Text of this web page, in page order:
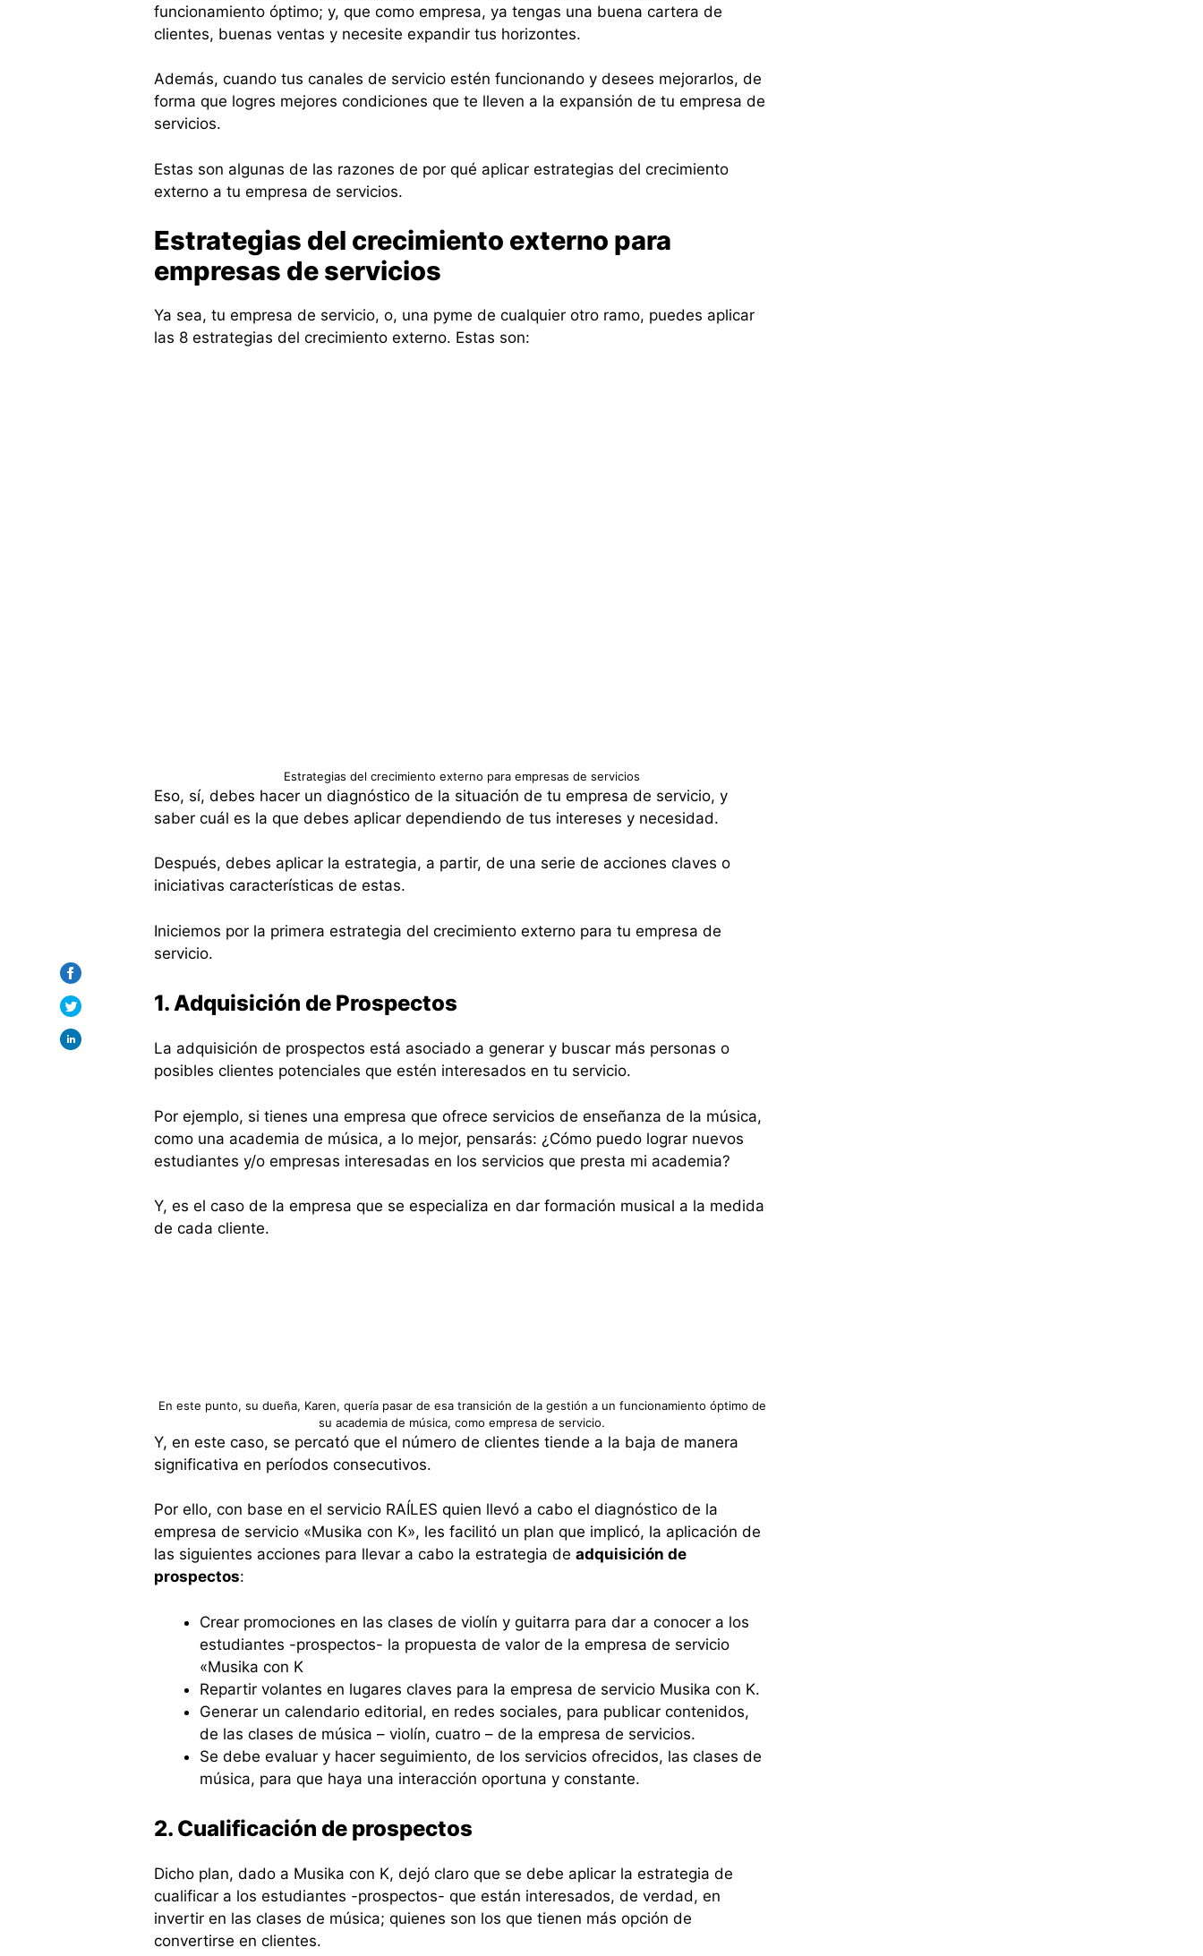
funcionamiento óptimo; y, que como empresa, ya tengas una buena cartera de
clientes, buenas ventas y necesite expandir tus horizontes.
Además, cuando tus canales de servicio estén funcionando y desees mejorarlos, de
forma que logres mejores condiciones que te lleven a la expansión de tu empresa de
servicios.
Estas son algunas de las razones de por qué aplicar estrategias del crecimiento
externo a tu empresa de servicios.
Estrategias del crecimiento externo para
empresas de servicios
Ya sea, tu empresa de servicio, o, una pyme de cualquier otro ramo, puedes aplicar
las 8 estrategias del crecimiento externo. Estas son:
Estrategias del crecimiento externo para empresas de servicios
Eso, sí, debes hacer un diagnóstico de la situación de tu empresa de servicio, y
saber cuál es la que debes aplicar dependiendo de tus intereses y necesidad.
Después, debes aplicar la estrategia, a partir, de una serie de acciones claves o
iniciativas características de estas.
Iniciemos por la primera estrategia del crecimiento externo para tu empresa de
servicio.
1. Adquisición de Prospectos
La adquisición de prospectos está asociado a generar y buscar más personas o
posibles clientes potenciales que estén interesados en tu servicio.
Por ejemplo, si tienes una empresa que ofrece servicios de enseñanza de la música,
como una academia de música, a lo mejor, pensarás: ¿Cómo puedo lograr nuevos
estudiantes y/o empresas interesadas en los servicios que presta mi academia?
Y, es el caso de la empresa que se especializa en dar formación musical a la medida
de cada cliente.
En este punto, su dueña, Karen, quería pasar de esa transición de la gestión a un funcionamiento óptimo de
su academia de música, como empresa de servicio.
Y, en este caso, se percató que el número de clientes tiende a la baja de manera
significativa en períodos consecutivos.
Por ello, con base en el servicio RAÍLES quien llevó a cabo el diagnóstico de la
empresa de servicio «Musika con K», les facilitó un plan que implicó, la aplicación de
las siguientes acciones para llevar a cabo la estrategia de adquisición de
prospectos:
Crear promociones en las clases de violín y guitarra para dar a conocer a los
estudiantes -prospectos- la propuesta de valor de la empresa de servicio
«Musika con K
Repartir volantes en lugares claves para la empresa de servicio Musika con K.
Generar un calendario editorial, en redes sociales, para publicar contenidos,
de las clases de música – violín, cuatro – de la empresa de servicios.
Se debe evaluar y hacer seguimiento, de los servicios ofrecidos, las clases de
música, para que haya una interacción oportuna y constante.
2. Cualificación de prospectos
Dicho plan, dado a Musika con K, dejó claro que se debe aplicar la estrategia de
cualificar a los estudiantes -prospectos- que están interesados, de verdad, en
invertir en las clases de música; quienes son los que tienen más opción de
convertirse en clientes.